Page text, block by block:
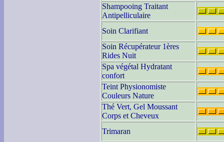
Shampooing Traitant
Antipelliculaire
Soin Clarifiant
Soin Récupérateur 1ères
Rides Nuit
Spa végétal Hydratant
confort
Teint Physionomiste
Couleurs Nature
Thé Vert, Gel Moussant
Corps et Cheveux
Trimaran